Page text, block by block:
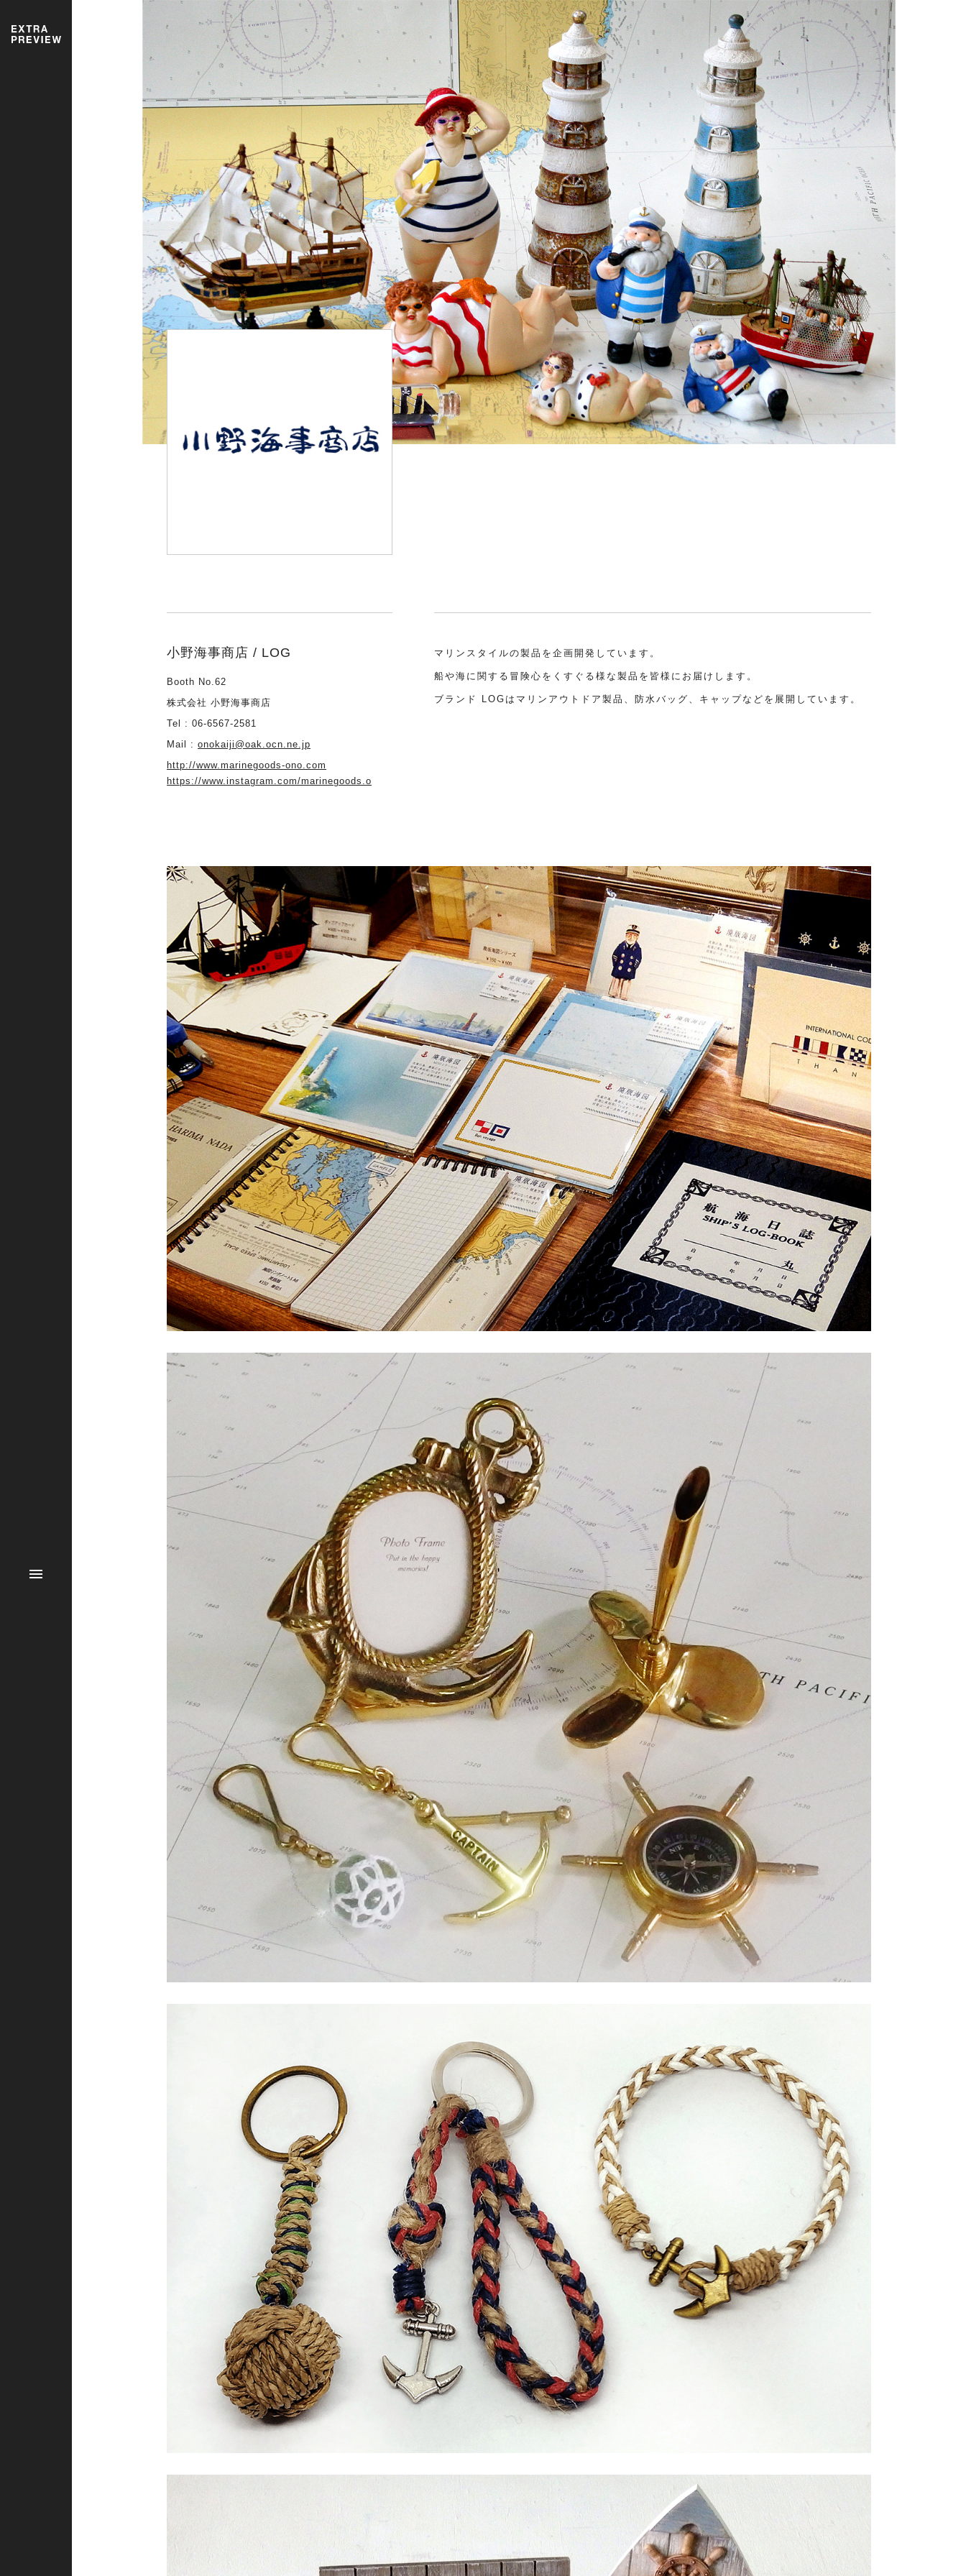
小野海事商店 / LOG
Booth No.62
株式会社 小野海事商店
Tel : 06-6567-2581
Mail : onokaiji@oak.ocn.ne.jp
http://www.marinegoods-ono.com
https://www.instagram.com/marinegoods.o
マリンスタイルの製品を企画開発しています。
船や海に関する冒険心をくすぐる様な製品を皆様にお届けします。
ブランド LOGはマリンアウトドア製品、防水バッグ、キャップなどを展開しています。